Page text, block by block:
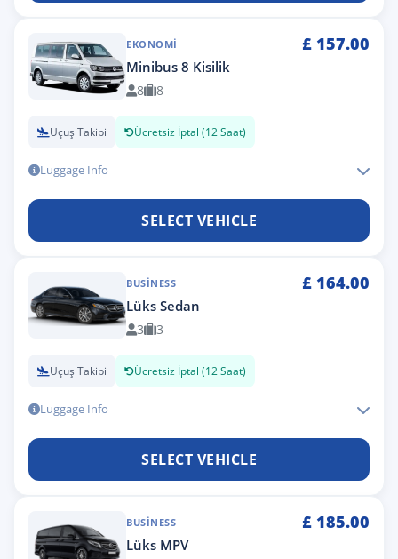
EKONOMI £ 157.00
Minibus 8 Kisilik
8 8
Uçuş Takibi Ücretsiz İptal (12 Saat)
Luggage Info
SELECT VEHICLE
BUSINESS £ 164.00
Lüks Sedan
3 3
Uçuş Takibi Ücretsiz İptal (12 Saat)
Luggage Info
SELECT VEHICLE
BUSINESS £ 185.00
Lüks MPV